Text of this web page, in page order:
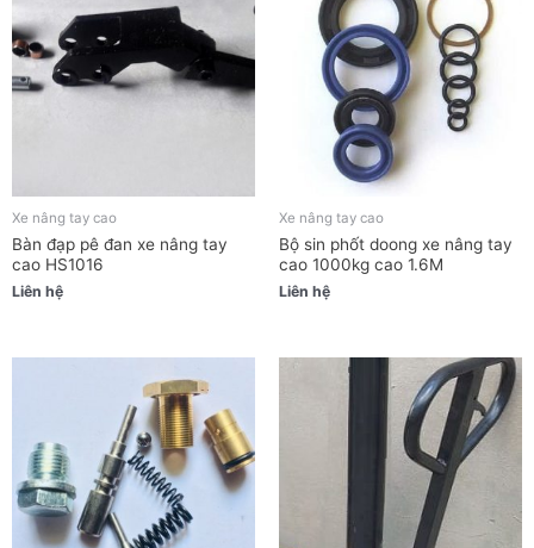
Xe nâng tay cao
Bàn đạp pê đan xe nâng tay
cao HS1016
Liên hệ
Xe nâng tay cao
Bộ sin phốt doong xe nâng tay
cao 1000kg cao 1.6M
Liên hệ